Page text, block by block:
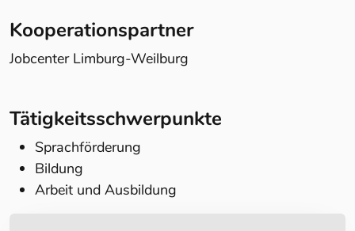
Kooperationspartner
Jobcenter Limburg-Weilburg
Tätigkeitsschwerpunkte
Sprachförderung
Bildung
Arbeit und Ausbildung